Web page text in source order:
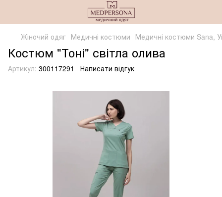
Жіночий одяг Медичні костюми Медичні костюми Sana,
Костюм "Тоні" світла олива
Артикул: 300117291 Написати відгук